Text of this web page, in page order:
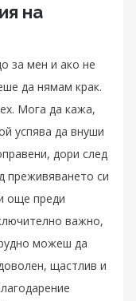
на
за мен и ако не
да нямам крак.
Мога да кажа,
успява да внуши
дори след
преживяването си
още преди
важно,
можеш да
щастлив и